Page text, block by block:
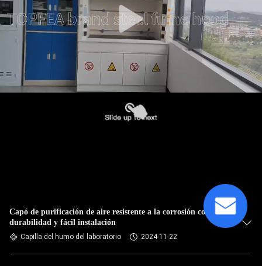
Capó de purificación de aire resistente a la corrosión con
durabilidad y fácil instalación
Capilla del humo del laboratorio 2024-11-22